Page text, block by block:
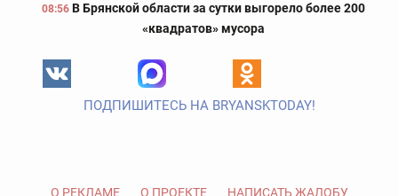
08:56 В Брянской области за сутки выгорело более 200
«квадратов» мусора
ПОДПИШИТЕСЬ НА BRYANSKTODAY!
О РЕКЛАМЕ О ПРОЕКТЕ НАПИСАТЬ ЖАЛОБУ